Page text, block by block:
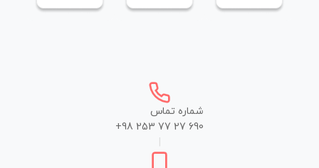
شماره تماس
+98 253 77 27 690